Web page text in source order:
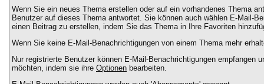
Wenn Sie ein neues Thema erstellen oder auf ein vorhandenes Thema
Benutzer auf dieses Thema antwortet. Sie können auch wählen E-Mail-
einen Beitrag zu erstellen, indem Sie das Thema in Ihre Favoriten
Wenn Sie keine E-Mail-Benachrichtigungen von einem Thema mehr
Nur registrierte Benutzer können E-Mail-Benachrichtigungen
möchten, indem sie ihre Optionen bearbeiten.